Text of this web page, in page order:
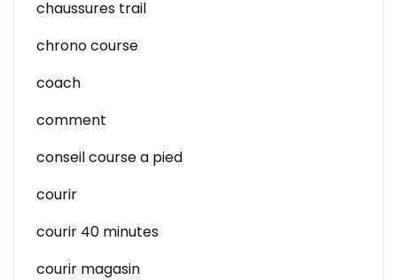
chaussures trail
chrono course
coach
comment
conseil course a pied
courir
courir 40 minutes
courir magasin